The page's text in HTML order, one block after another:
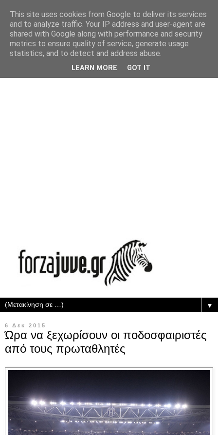
▼
6 Δεκ 2015
Ώρα να ξεχωρίσουν οι ποδοσφαιριστές
από τους πρωταθλητές
This site uses cookies from Google to deliver its services
and to analyze traffic. Your IP address and user-agent are
shared with Google along with performance and security
metrics to ensure quality of service, generate usage
statistics, and to detect and address abuse.
LEARN MORE GOT IT